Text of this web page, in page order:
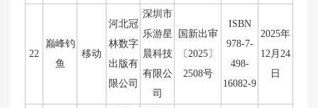
22
巅峰钓
鱼
移动
河北冠
林数字
出版有
限公司
深圳市
乐游星
晨科技
有限公
司
国新出审
〔2025〕
2508号
ISBN
978-7-
498-
16082-9
2025年
12月24
日